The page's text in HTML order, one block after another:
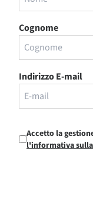
Cognome
Indirizzo E-mail
Accetto la
l'informativa